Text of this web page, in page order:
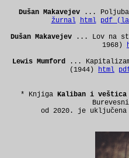
Dušan Makavejev
...
žurnal
html pdf
Dušan Makavejev
... Lov na
1968)
Lewis Mumford ...
(1944)
html
* Knjiga Kaliban i veštica
od 2020. je